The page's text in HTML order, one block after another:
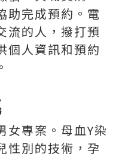
助完成預約。電
流的人，撥打預
個人資訊和預約
女專案。母血Y染
性別的技術，孕